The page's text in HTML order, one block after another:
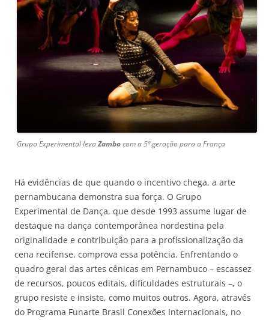
Grupo Experimental levaZambocom a 5ª geração para a França
Há evidências de que quando o incentivo chega, a arte
pernambucana demonstra sua força. O Grupo
Experimental de Dança, que desde 1993 assume lugar de
destaque na dança contemporânea nordestina pela
originalidade e contribuição para a profissionalização da
cena recifense, comprova essa potência. Enfrentando o
quadro geral das artes cênicas em Pernambuco – escassez
de recursos, poucos editais, dificuldades estruturais –, o
grupo resiste e insiste, como muitos outros. Agora, através
do Programa Funarte Brasil Conexões Internacionais, no